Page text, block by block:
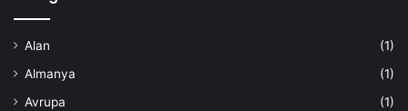
Alan
(1)
Almanya
(1)
Avrupa
(1)